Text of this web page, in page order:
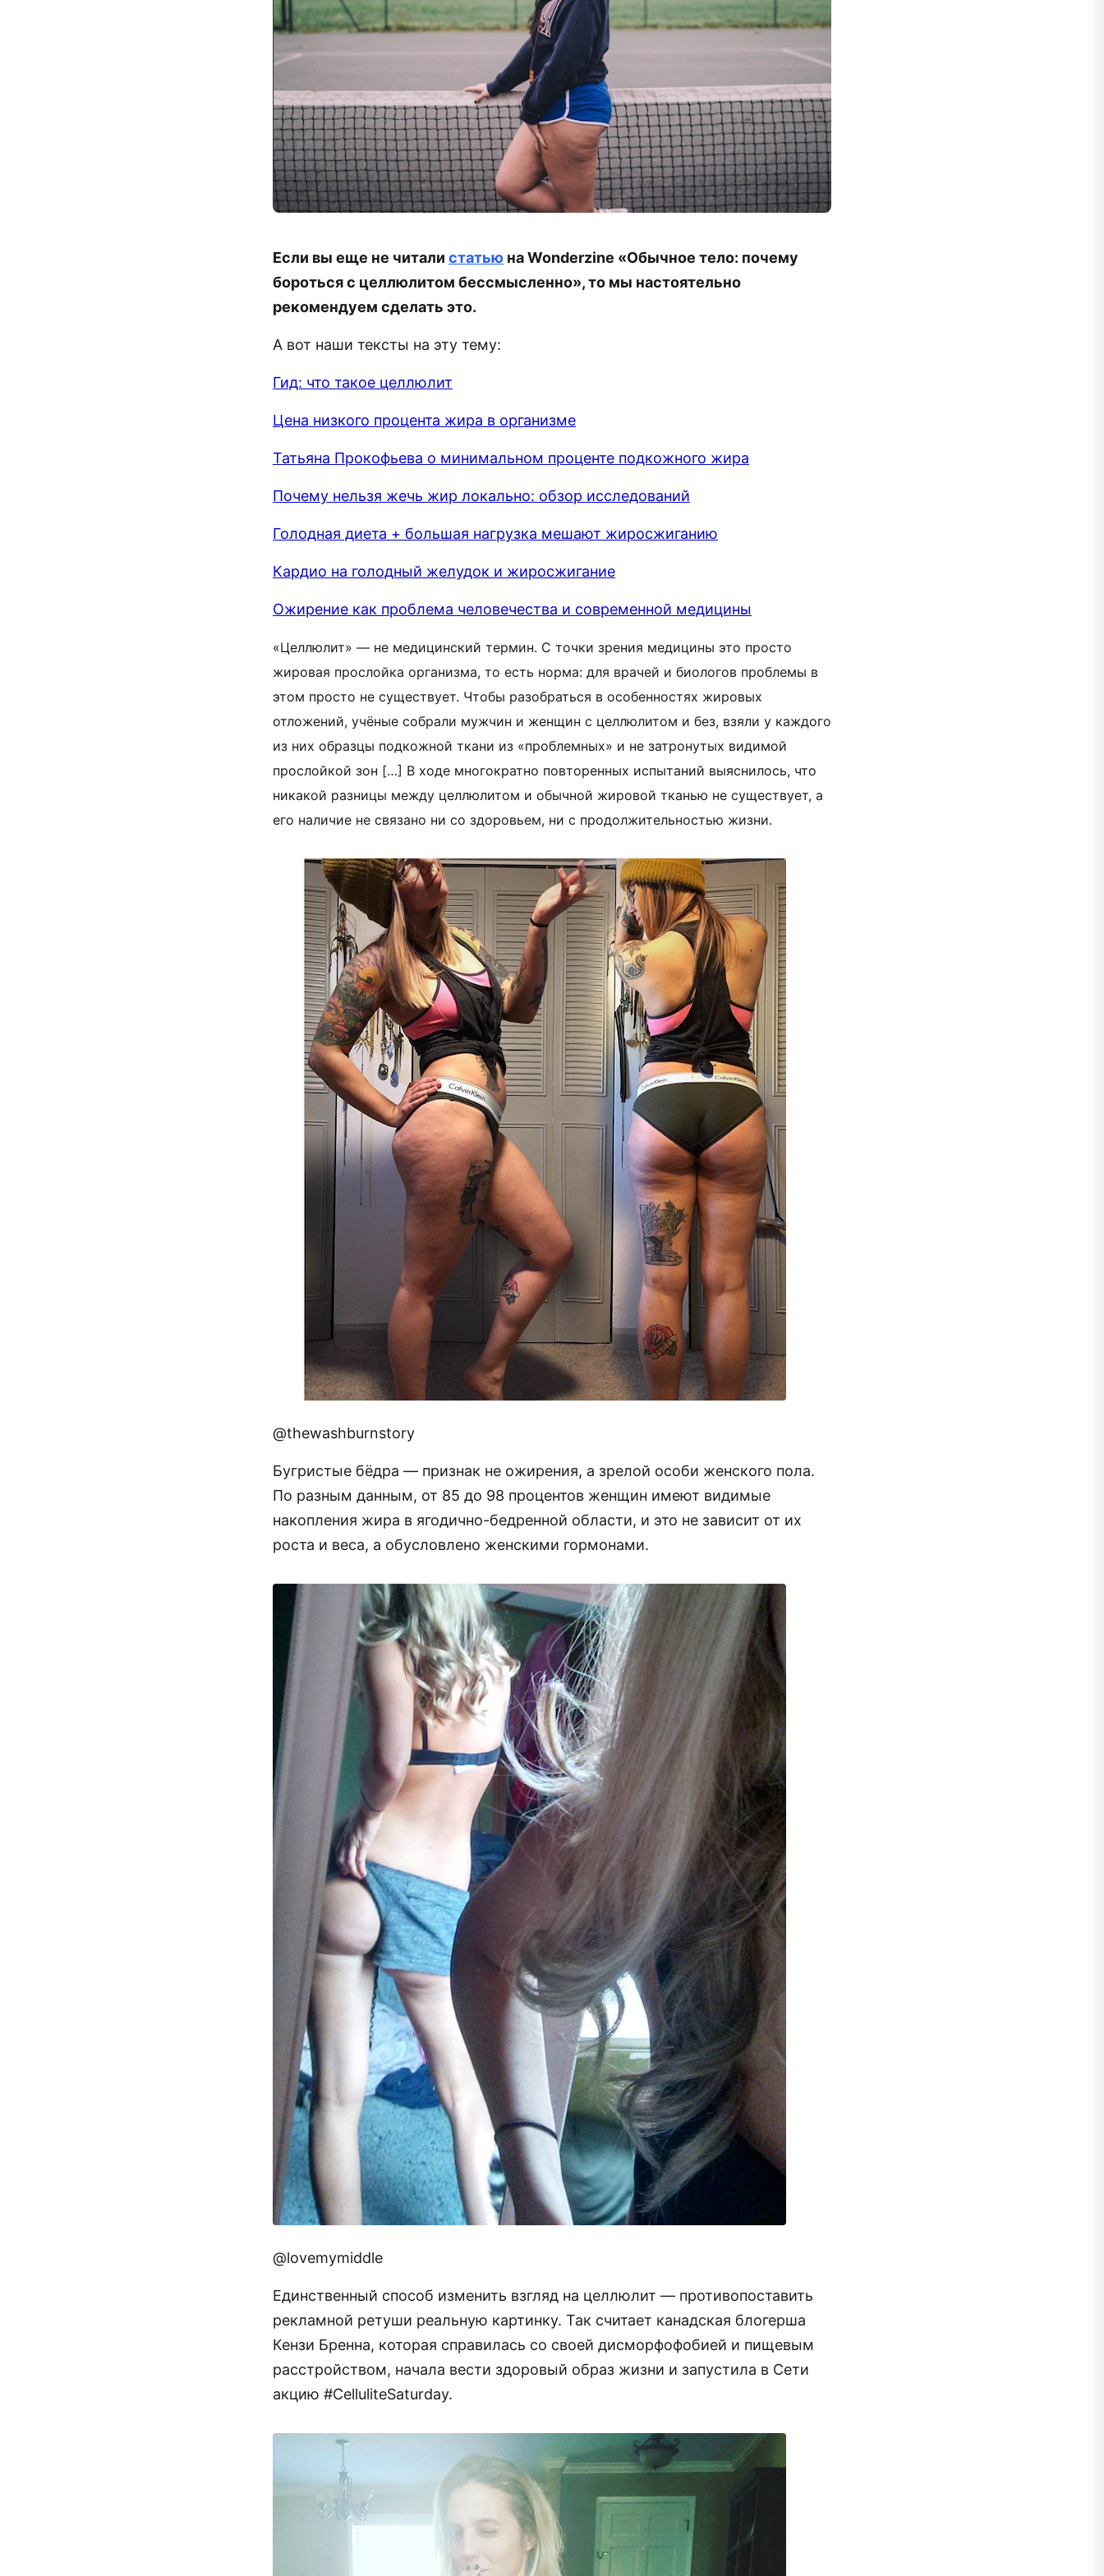
Если вы еще не читали статью на Wonderzine «Обычное тело: почему
бороться с целлюлитом бессмысленно», то мы настоятельно
рекомендуем сделать это.
А вот наши тексты на эту тему:
Гид: что такое целлюлит
Цена низкого процента жира в организме
Татьяна Прокофьева о минимальном проценте подкожного жира
Почему нельзя жечь жир локально: обзор исследований
Голодная диета + большая нагрузка мешают жиросжиганию
Кардио на голодный желудок и жиросжигание
Ожирение как проблема человечества и современной медицины
«Целлюлит» — не медицинский термин. С точки зрения медицины это просто
жировая прослойка организма, то есть норма: для врачей и биологов проблемы в
этом просто не существует. Чтобы разобраться в особенностях жировых
отложений, учёные собрали мужчин и женщин с целлюлитом и без, взяли у каждого
из них образцы подкожной ткани из «проблемных» и не затронутых видимой
прослойкой зон […] В ходе многократно повторенных испытаний выяснилось, что
никакой разницы между целлюлитом и обычной жировой тканью не существует, а
его наличие не связано ни со здоровьем, ни с продолжительностью жизни.
@thewashburnstory
Бугристые бёдра — признак не ожирения, а зрелой особи женского пола.
По разным данным, от 85 до 98 процентов женщин имеют видимые
накопления жира в ягодично-бедренной области, и это не зависит от их
роста и веса, а обусловлено женскими гормонами.
@lovemymiddle
Единственный способ изменить взгляд на целлюлит — противопоставить
рекламной ретуши реальную картинку. Так считает канадская блогерша
Кензи Бренна, которая справилась со своей дисморфофобией и пищевым
расстройством, начала вести здоровый образ жизни и запустила в Сети
акцию #CelluliteSaturday.